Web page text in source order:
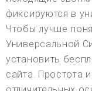
фиксируются в
Чтобы лучше
Универсальной
установить
сайта. Простота